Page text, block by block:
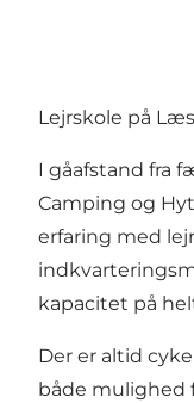
Lejrskole på
I gåafstand fra
Camping og
erfaring med
kapacitet på
Der er altid
både mulighed